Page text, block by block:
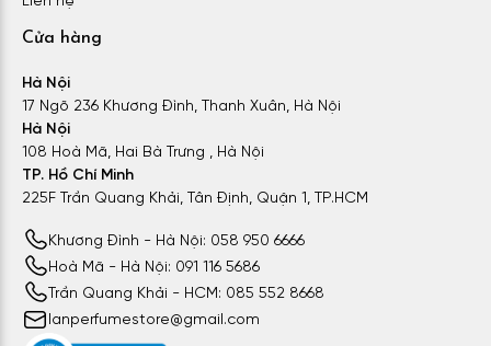
Cửa hàng
Hà Nội
17 Ngõ 236 Khương Đình, Thanh Xuân, Hà Nội
Hà Nội
108 Hoà Mã, Hai Bà Trưng , Hà Nội
TP. Hồ Chí Minh
225F Trần Quang Khải, Tân Định, Quận 1, TP.HCM
Khương Đình - Hà Nội: 058 950 6666
Hoà Mã - Hà Nội: 091 116 5686
Trần Quang Khải - HCM: 085 552 8668
lanperfumestore@gmail.com